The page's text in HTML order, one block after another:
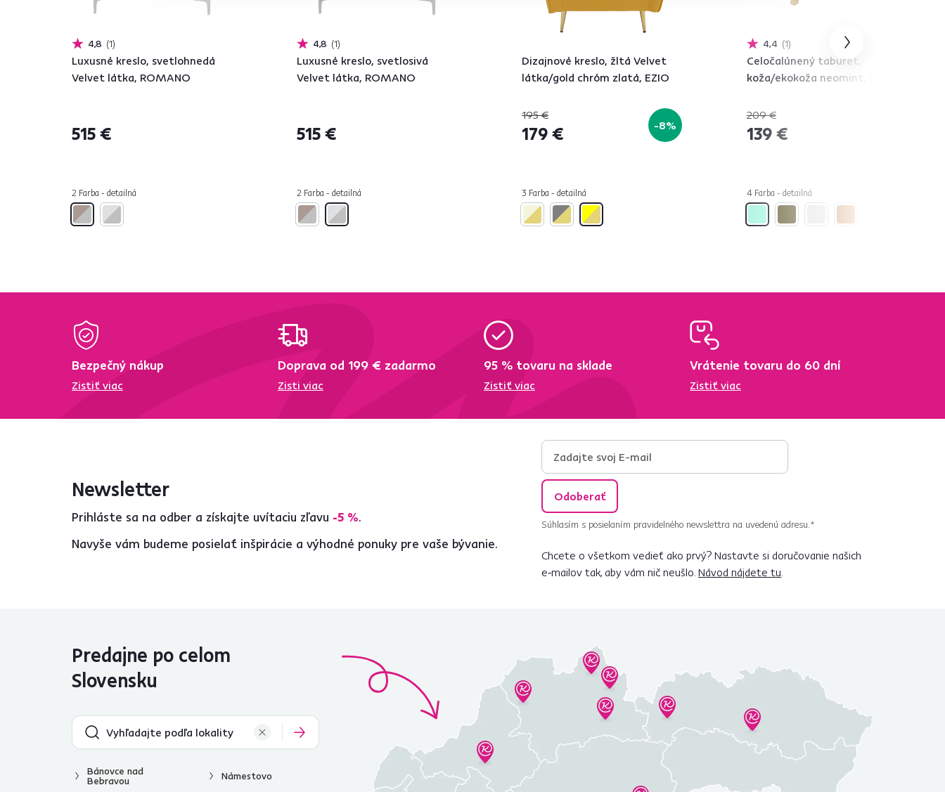
4,8 1
Luxusné kreslo, svetlohnedá
Velvet látka, ROMANO
515 €
2 Farba - detailná
4,8 1
Luxusné kreslo, svetlosivá
Velvet látka, ROMANO
515 €
2 Farba - detailná
Dizajnové kreslo, žltá Velvet
látka/gold chróm zlatá, EZIO
195 €
179 € -8%
3 Farba - detailná
4,4 1
Celočalúnený taburet,
koža/ekokoža neomint, LINSY
209 €
139 €
4 Farba - detailná
Bezpečný nákup
Zistiť viac
Doprava od 199 € zadarmo
Zisti viac
95 % tovaru na sklade
Zistiť viac
Vrátenie tovaru do 60 dní
Zistiť viac
Newsletter
Prihláste sa na odber a získajte uvítaciu zľavu -5 %.
Navyše vám budeme posielať inšpirácie a výhodné ponuky pre vaše bývanie.
Odoberať
Súhlasím s posielaním pravidelného newslettra na uvedenú adresu.*
Chcete o všetkom vedieť ako prvý? Nastavte si doručovanie našich
e‑mailov tak, aby vám nič neušlo. Návod nájdete tu
Predajne po celom
Slovensku
Bánovce nad
Bebravou
Námestovo